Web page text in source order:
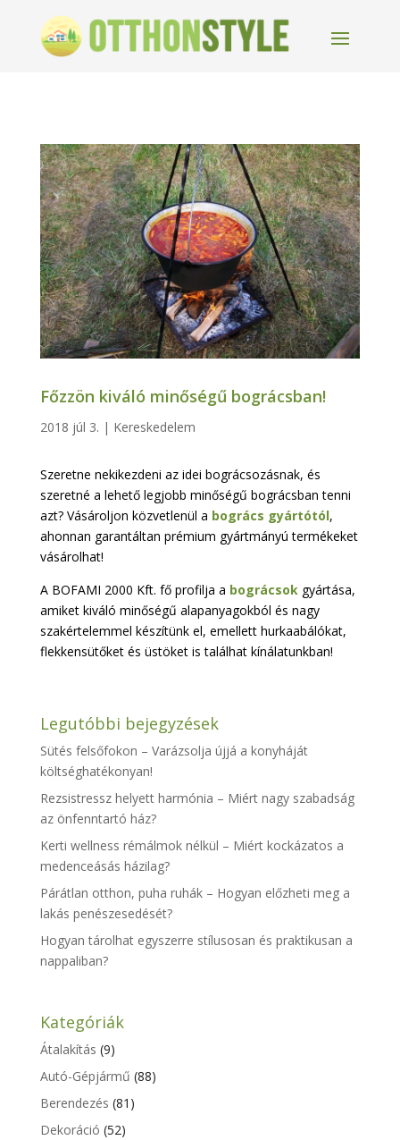
Főzzön kiváló minőségű bográcsban!
2018 júl 3. | Kereskedelem
Szeretne nekikezdeni az idei bográcsozásnak, és
szeretné a lehető legjobb minőségű bográcsban tenni
azt? Vásároljon közvetlenül a bogrács gyártótól,
ahonnan garantáltan prémium gyártmányú termékeket
vásárolhat!
A BOFAMI 2000 Kft. fő profilja a bográcsok gyártása,
amiket kiváló minőségű alapanyagokból és nagy
szakértelemmel készítünk el, emellett hurkaabálókat,
flekkensütőket és üstöket is találhat kínálatunkban!
Legutóbbi bejegyzések
Sütés felsőfokon – Varázsolja újjá a konyháját
költséghatékonyan!
Rezsistressz helyett harmónia – Miért nagy szabadság
az önfenntartó ház?
Kerti wellness rémálmok nélkül – Miért kockázatos a
medenceásás házilag?
Párátlan otthon, puha ruhák – Hogyan előzheti meg a
lakás penészesedését?
Hogyan tárolhat egyszerre stílusosan és praktikusan a
nappaliban?
Kategóriák
Átalakítás (9)
Autó-Gépjármű (88)
Berendezés (81)
Dekoráció (52)